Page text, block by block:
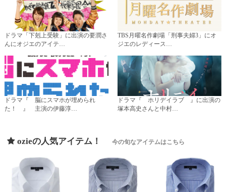
ドラマ「下剋上受験」に出演の要潤さ
んにオジエのアイテ…
TBS月曜名作劇場「刑事夫婦3」にオ
ジエのレディース…
ドラマ『 脳にスマホが埋められ
た！ 』 主演の伊藤淳…
ドラマ『 ホリデイラブ 』に出演の
塚本高史さんと中村…
ozieの人気アイテム！ 今の旬なアイテムはこちら